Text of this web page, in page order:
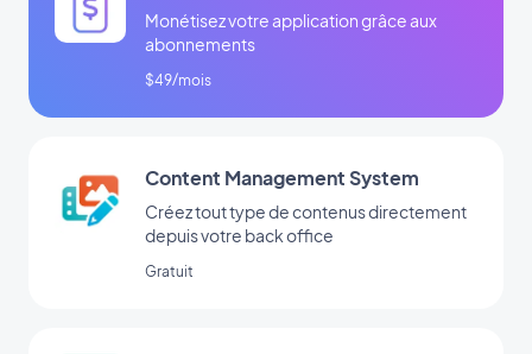
Monétisez votre application grâce aux
abonnements
$49/mois
Content Management System
Créez tout type de contenus directement
depuis votre back office
Gratuit